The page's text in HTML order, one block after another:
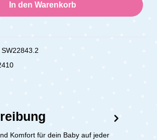
In den Warenkorb
SW22843.2
Komfort für dein Baby auf jeder